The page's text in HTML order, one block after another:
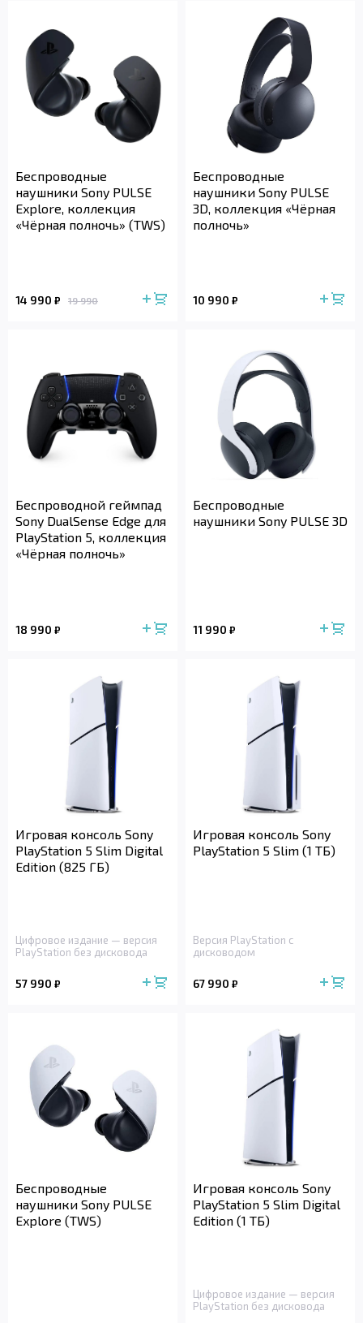
Беспроводные
наушники Sony PULSE
Explore, коллекция
«Чёрная полночь» (TWS)
14 990 ₽ 19 990
Беспроводные
наушники Sony PULSE
3D, коллекция «Чёрная
полночь»
10 990 ₽
Беспроводной геймпад
Sony DualSense Edge для
PlayStation 5, коллекция
«Чёрная полночь»
18 990 ₽
Беспроводные
наушники Sony PULSE 3D
11 990 ₽
Игровая консоль Sony
PlayStation 5 Slim Digital
Edition (825 ГБ)
Цифровое издание — версия
PlayStation без дисковода
57 990 ₽
Игровая консоль Sony
PlayStation 5 Slim (1 ТБ)
Версия PlayStation с
дисководом
67 990 ₽
Беспроводные
наушники Sony PULSE
Explore (TWS)
Игровая консоль Sony
PlayStation 5 Slim Digital
Edition (1 ТБ)
Цифровое издание — версия
PlayStation без дисковода